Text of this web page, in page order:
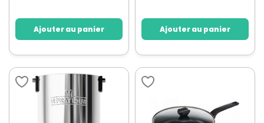
Ajouter au panier Ajouter au panier